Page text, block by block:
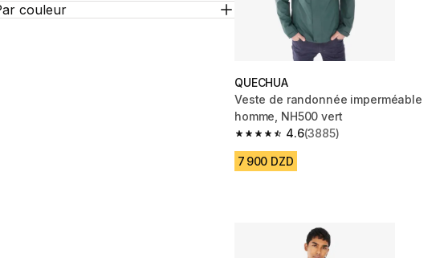
couleur
QUECHUA
Veste de randonnée imperméable
homme, NH500 vert
4.6
4.6 out of 5 stars from 3885 reviews
(3885)
7 900 DZD